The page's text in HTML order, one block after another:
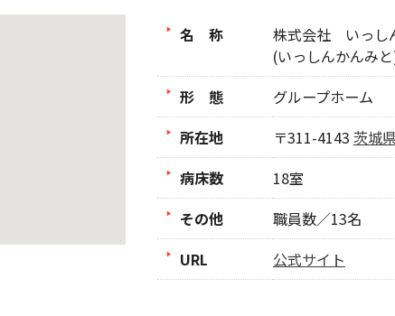
名 称
株式会社 いっ
(いっしんかんみ
形 態
グループホーム
所在地
〒311-4143 茨城
病床数
18室
その他
職員数／13名
URL
公式サイト